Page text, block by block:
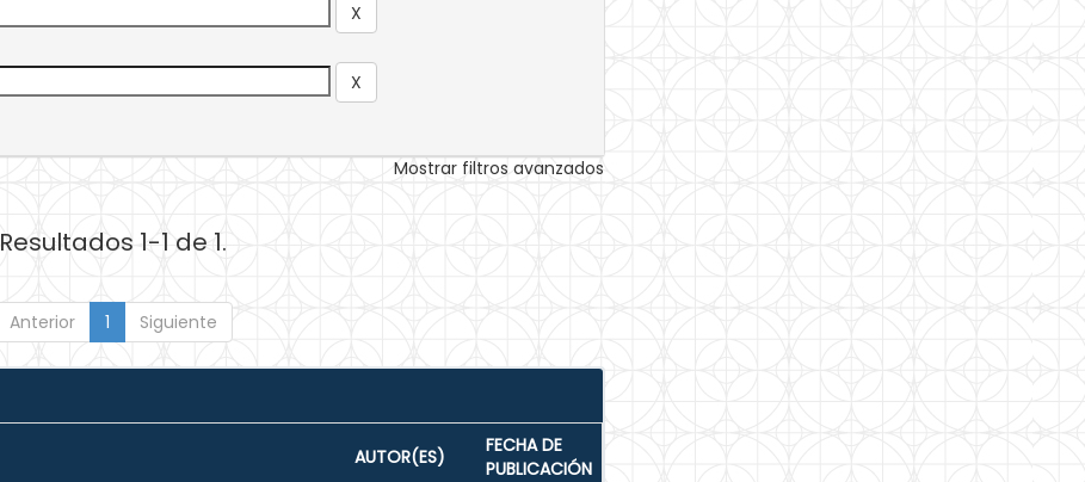
Mostrar filtros avanzados
Resultados 1-1 de 1.
Anterior 1 Siguiente
AUTOR(ES)
FECHA DE
PUBLICACIÓN